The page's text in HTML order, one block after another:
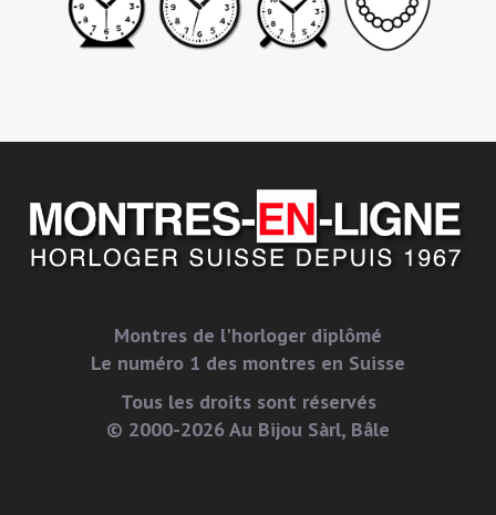
Montres de l'horloger diplômé
Le numéro 1 des montres en Suisse
Tous les droits sont réservés
© 2000-2026 Au Bijou Sàrl, Bâle